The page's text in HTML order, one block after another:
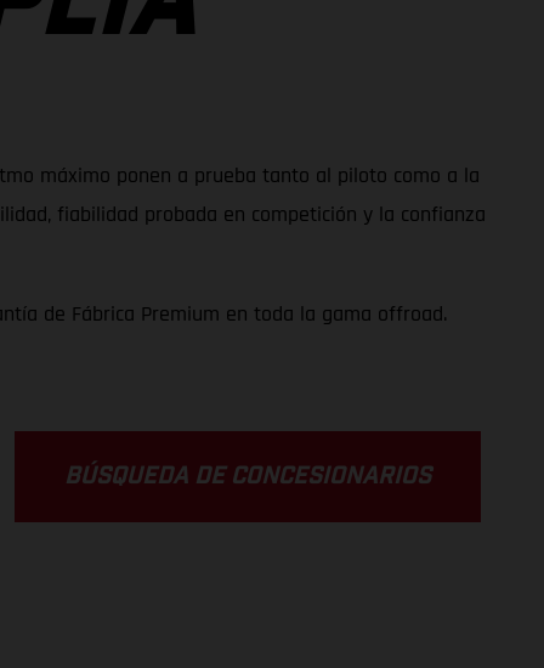
máximo ponen a prueba tanto al piloto como a la
fiabilidad probada en competición y la confianza
de Fábrica Premium en toda la gama offroad.
BÚSQUEDA DE CONCESIONARIOS